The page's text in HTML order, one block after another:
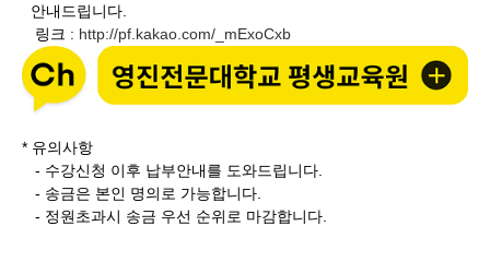
안내드립니다.
링크 : http://pf.kakao.com/_mExoCxb
* 유의사항
- 수강신청 이후 납부안내를 도와드립니다.
- 송금은 본인 명의로 가능합니다.
- 정원초과시 송금 우선 순위로 마감합니다.